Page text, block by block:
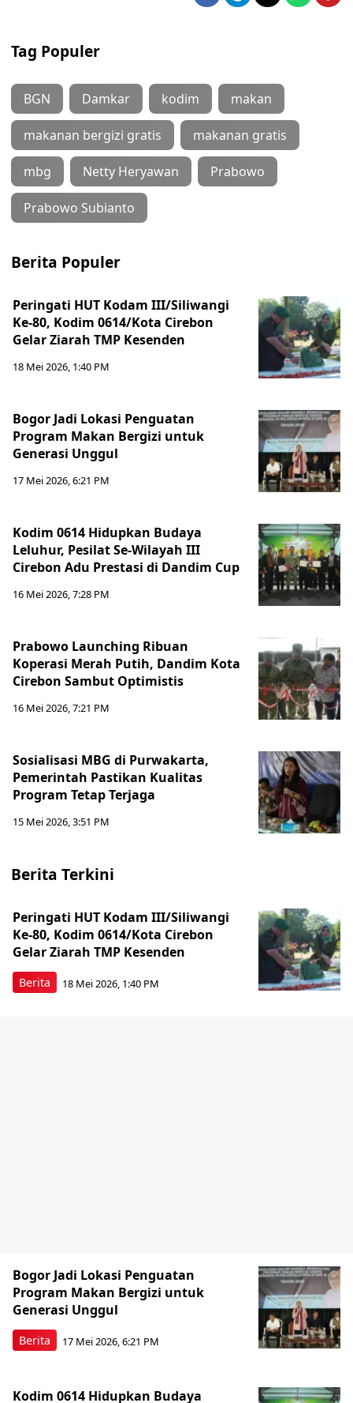
Tag Populer
BGN Damkar kodim makan
makanan bergizi gratis makanan gratis
mbg Netty Heryawan Prabowo
Prabowo Subianto
Berita Populer
Peringati HUT Kodam III/Siliwangi
Ke-80, Kodim 0614/Kota Cirebon
Gelar Ziarah TMP Kesenden
18 Mei 2026, 1:40 PM
Bogor Jadi Lokasi Penguatan
Program Makan Bergizi untuk
Generasi Unggul
17 Mei 2026, 6:21 PM
Kodim 0614 Hidupkan Budaya
Leluhur, Pesilat Se-Wilayah III
Cirebon Adu Prestasi di Dandim Cup
16 Mei 2026, 7:28 PM
Prabowo Launching Ribuan
Koperasi Merah Putih, Dandim Kota
Cirebon Sambut Optimistis
16 Mei 2026, 7:21 PM
Sosialisasi MBG di Purwakarta,
Pemerintah Pastikan Kualitas
Program Tetap Terjaga
15 Mei 2026, 3:51 PM
Berita Terkini
Berita
Peringati HUT Kodam III/Siliwangi
Ke-80, Kodim 0614/Kota Cirebon
Gelar Ziarah TMP Kesenden
18 Mei 2026, 1:40 PM
Berita
Bogor Jadi Lokasi Penguatan
Program Makan Bergizi untuk
Generasi Unggul
17 Mei 2026, 6:21 PM
Kodim 0614 Hidupkan Budaya